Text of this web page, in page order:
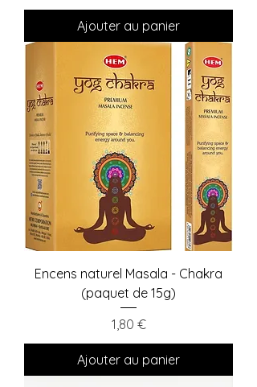
Ajouter au panier
Encens naturel Masala - Chakra
(paquet de 15g)
Prix
1,80 €
Ajouter au panier